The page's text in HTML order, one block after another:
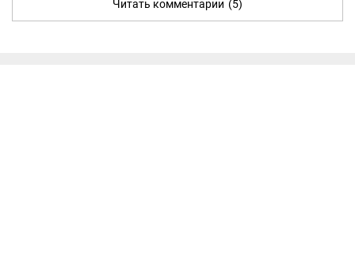
Читать комментарии (5)